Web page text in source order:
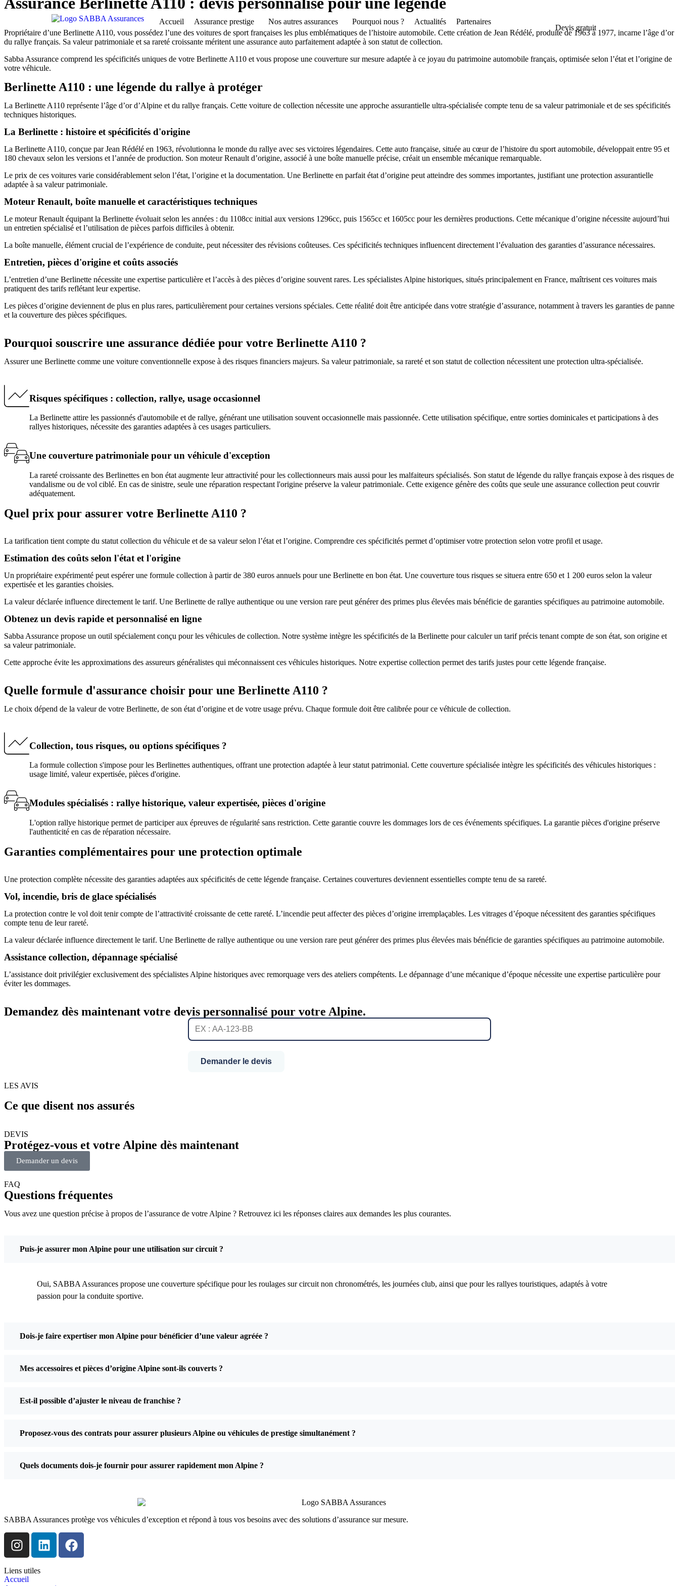
Accueil Assurance prestige Nos autres assurances Pourquoi nous ? Actualités Partenaires
Devis gratuit
Propriétaire d’une Berlinette A110, vous possédez l’une des voitures de sport françaises les plus emblématiques de l’histoire automobile. Cette création de Jean Rédélé, produite de 1963 à 1977, incarne l’âge d’or
du rallye français. Sa valeur patrimoniale et sa rareté croissante méritent une assurance auto parfaitement adaptée à son statut de collection.
Sabba Assurance comprend les spécificités uniques de votre Berlinette A110 et vous propose une couverture sur mesure adaptée à ce joyau du patrimoine automobile français, optimisée selon l’état et l’origine de
votre véhicule.
Berlinette A110 : une légende du rallye à protéger
La Berlinette A110 représente l’âge d’or d’Alpine et du rallye français. Cette voiture de collection nécessite une approche assurantielle ultra-spécialisée compte tenu de sa valeur patrimoniale et de ses spécificités
techniques historiques.
La Berlinette : histoire et spécificités d'origine
La Berlinette A110, conçue par Jean Rédélé en 1963, révolutionna le monde du rallye avec ses victoires légendaires. Cette auto française, située au cœur de l’histoire du sport automobile, développait entre 95 et
180 chevaux selon les versions et l’année de production. Son moteur Renault d’origine, associé à une boîte manuelle précise, créait un ensemble mécanique remarquable.
Le prix de ces voitures varie considérablement selon l’état, l’origine et la documentation. Une Berlinette en parfait état d’origine peut atteindre des sommes importantes, justifiant une protection assurantielle
adaptée à sa valeur patrimoniale.
Moteur Renault, boîte manuelle et caractéristiques techniques
Le moteur Renault équipant la Berlinette évoluait selon les années : du 1108cc initial aux versions 1296cc, puis 1565cc et 1605cc pour les dernières productions. Cette mécanique d’origine nécessite aujourd’hui
un entretien spécialisé et l’utilisation de pièces parfois difficiles à obtenir.
La boîte manuelle, élément crucial de l’expérience de conduite, peut nécessiter des révisions coûteuses. Ces spécificités techniques influencent directement l’évaluation des garanties d’assurance nécessaires.
Entretien, pièces d'origine et coûts associés
L’entretien d’une Berlinette nécessite une expertise particulière et l’accès à des pièces d’origine souvent rares. Les spécialistes Alpine historiques, situés principalement en France, maîtrisent ces voitures mais
pratiquent des tarifs reflétant leur expertise.
Les pièces d’origine deviennent de plus en plus rares, particulièrement pour certaines versions spéciales. Cette réalité doit être anticipée dans votre stratégie d’assurance, notamment à travers les garanties de panne
et la couverture des pièces spécifiques.
Pourquoi souscrire une assurance dédiée pour votre Berlinette A110 ?
Assurer une Berlinette comme une voiture conventionnelle expose à des risques financiers majeurs. Sa valeur patrimoniale, sa rareté et son statut de collection nécessitent une protection ultra-spécialisée.
Risques spécifiques : collection, rallye, usage occasionnel
La Berlinette attire les passionnés d'automobile et de rallye, générant une utilisation souvent occasionnelle mais passionnée. Cette utilisation spécifique, entre sorties dominicales et participations à des
rallyes historiques, nécessite des garanties adaptées à ces usages particuliers.
Une couverture patrimoniale pour un véhicule d'exception
La rareté croissante des Berlinettes en bon état augmente leur attractivité pour les collectionneurs mais aussi pour les malfaiteurs spécialisés. Son statut de légende du rallye français expose à des risques de
vandalisme ou de vol ciblé. En cas de sinistre, seule une réparation respectant l'origine préserve la valeur patrimoniale. Cette exigence génère des coûts que seule une assurance collection peut couvrir
adéquatement.
Quel prix pour assurer votre Berlinette A110 ?
La tarification tient compte du statut collection du véhicule et de sa valeur selon l’état et l’origine. Comprendre ces spécificités permet d’optimiser votre protection selon votre profil et usage.
Estimation des coûts selon l'état et l'origine
Un propriétaire expérimenté peut espérer une formule collection à partir de 380 euros annuels pour une Berlinette en bon état. Une couverture tous risques se situera entre 650 et 1 200 euros selon la valeur
expertisée et les garanties choisies.
La valeur déclarée influence directement le tarif. Une Berlinette de rallye authentique ou une version rare peut générer des primes plus élevées mais bénéficie de garanties spécifiques au patrimoine automobile.
Obtenez un devis rapide et personnalisé en ligne
Sabba Assurance propose un outil spécialement conçu pour les véhicules de collection. Notre système intègre les spécificités de la Berlinette pour calculer un tarif précis tenant compte de son état, son origine et
sa valeur patrimoniale.
Cette approche évite les approximations des assureurs généralistes qui méconnaissent ces véhicules historiques. Notre expertise collection permet des tarifs justes pour cette légende française.
Quelle formule d'assurance choisir pour une Berlinette A110 ?
Le choix dépend de la valeur de votre Berlinette, de son état d’origine et de votre usage prévu. Chaque formule doit être calibrée pour ce véhicule de collection.
Collection, tous risques, ou options spécifiques ?
La formule collection s'impose pour les Berlinettes authentiques, offrant une protection adaptée à leur statut patrimonial. Cette couverture spécialisée intègre les spécificités des véhicules historiques :
usage limité, valeur expertisée, pièces d'origine.
Modules spécialisés : rallye historique, valeur expertisée, pièces d'origine
L'option rallye historique permet de participer aux épreuves de régularité sans restriction. Cette garantie couvre les dommages lors de ces événements spécifiques. La garantie pièces d'origine préserve
l'authenticité en cas de réparation nécessaire.
Garanties complémentaires pour une protection optimale
Une protection complète nécessite des garanties adaptées aux spécificités de cette légende française. Certaines couvertures deviennent essentielles compte tenu de sa rareté.
Vol, incendie, bris de glace spécialisés
La protection contre le vol doit tenir compte de l’attractivité croissante de cette rareté. L’incendie peut affecter des pièces d’origine irremplaçables. Les vitrages d’époque nécessitent des garanties spécifiques
compte tenu de leur rareté.
La valeur déclarée influence directement le tarif. Une Berlinette de rallye authentique ou une version rare peut générer des primes plus élevées mais bénéficie de garanties spécifiques au patrimoine automobile.
Assistance collection, dépannage spécialisé
L’assistance doit privilégier exclusivement des spécialistes Alpine historiques avec remorquage vers des ateliers compétents. Le dépannage d’une mécanique d’époque nécessite une expertise particulière pour
éviter les dommages.
Demandez dès maintenant votre devis personnalisé pour votre Alpine.
Demander le devis
LES AVIS
Ce que disent nos assurés
DEVIS
Protégez-vous et votre Alpine dès maintenant
Demander un devis
FAQ
Questions fréquentes
Vous avez une question précise à propos de l’assurance de votre Alpine ? Retrouvez ici les réponses claires aux demandes les plus courantes.
Puis-je assurer mon Alpine pour une utilisation sur circuit ?
Oui, SABBA Assurances propose une couverture spécifique pour les roulages sur circuit non chronométrés, les journées club, ainsi que pour les rallyes touristiques, adaptés à votre
passion pour la conduite sportive.
Dois-je faire expertiser mon Alpine pour bénéficier d’une valeur agréée ?
Mes accessoires et pièces d’origine Alpine sont-ils couverts ?
Est-il possible d’ajuster le niveau de franchise ?
Proposez-vous des contrats pour assurer plusieurs Alpine ou véhicules de prestige simultanément ?
Quels documents dois-je fournir pour assurer rapidement mon Alpine ?
SABBA Assurances protège vos véhicules d’exception et répond à tous vos besoins avec des solutions d’assurance sur mesure.
Liens utiles
Accueil